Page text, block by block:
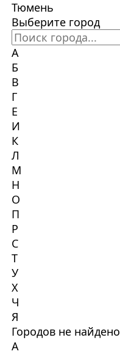
Тюмень
Выберите город
А
Б
В
Г
Е
И
К
Л
М
Н
О
П
Р
С
Т
У
Х
Ч
Я
Городов не найдено
А